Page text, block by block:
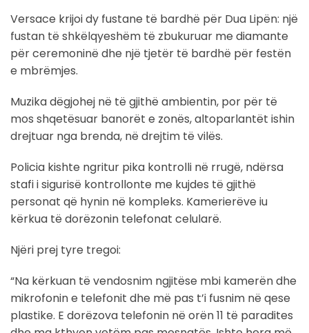
Versace krijoi dy fustane të bardhë për Dua Lipën: një
fustan të shkëlqyeshëm të zbukuruar me diamante
për ceremoninë dhe një tjetër të bardhë për festën
e mbrëmjes.
Muzika dëgjohej në të gjithë ambientin, por për të
mos shqetësuar banorët e zonës, altoparlantët ishin
drejtuar nga brenda, në drejtim të vilës.
Policia kishte ngritur pika kontrolli në rrugë, ndërsa
stafi i sigurisë kontrollonte me kujdes të gjithë
personat që hynin në kompleks. Kamerierëve iu
kërkua të dorëzonin telefonat celularë.
Njëri prej tyre tregoi:
“Na kërkuan të vendosnim ngjitëse mbi kamerën dhe
mikrofonin e telefonit dhe më pas t’i fusnim në qese
plastike. E dorëzova telefonin në orën 11 të paradites